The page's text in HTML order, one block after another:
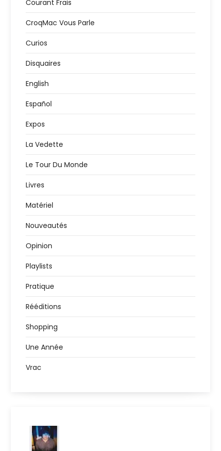
Courant Frais
CroqMac Vous Parle
Curios
Disquaires
English
Español
Expos
La Vedette
Le Tour Du Monde
Livres
Matériel
Nouveautés
Opinion
Playlists
Pratique
Rééditions
Shopping
Une Année
Vrac